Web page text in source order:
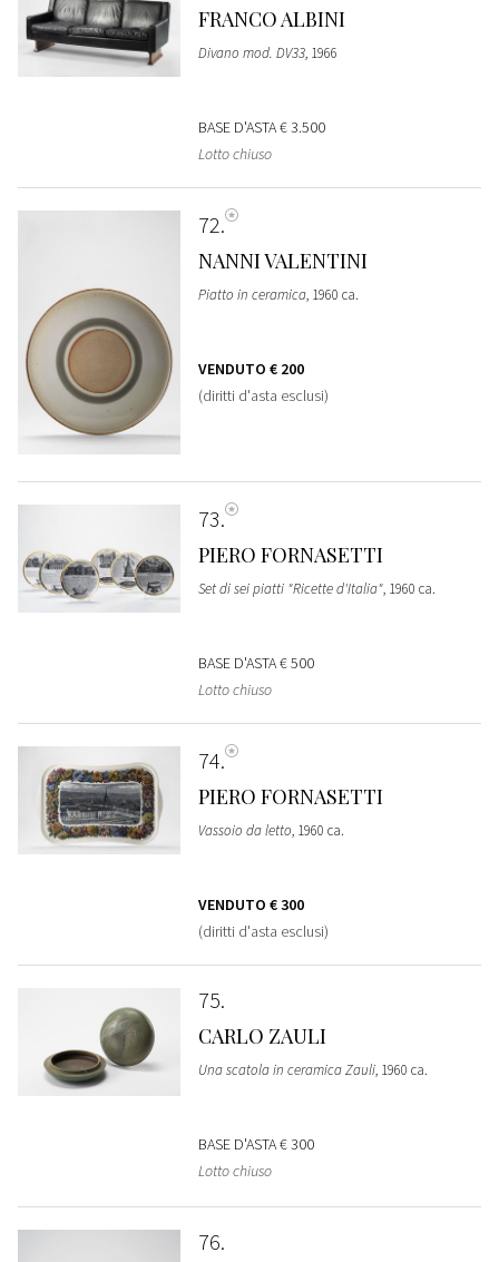
FRANCO ALBINI
Divano mod. DV33, 1966
BASE D'ASTA€ 3.500
Lotto chiuso
72
NANNI VALENTINI
Piatto in ceramica, 1960 ca.
VENDUTO € 200
(diritti d'asta esclusi)
73
PIERO FORNASETTI
Set di sei piatti "Ricette d'Italia", 1960 ca.
BASE D'ASTA€ 500
Lotto chiuso
74
PIERO FORNASETTI
Vassoio da letto, 1960 ca.
VENDUTO € 300
(diritti d'asta esclusi)
75
CARLO ZAULI
Una scatola in ceramica Zauli, 1960 ca.
BASE D'ASTA€ 300
Lotto chiuso
76